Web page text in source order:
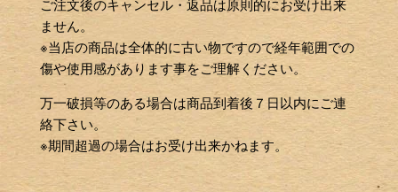
ません。
※当店の商品は全体的に古い物ですので経年範囲での
傷や使用感があります事をご理解ください。
万一破損等のある場合は商品到着後７日以内にご連
絡下さい。
※期間超過の場合はお受け出来かねます。